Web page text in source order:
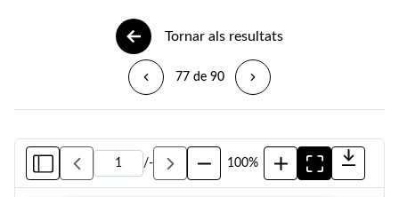
Tornar als resultats
77 de 90
/- 100%